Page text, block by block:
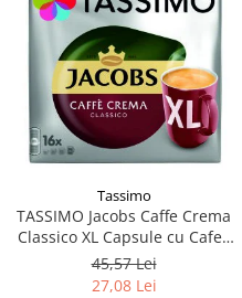
Tassimo
TASSIMO Jacobs Caffe Crema
Classico XL Capsule cu Cafea
16buc 132.8g - TDV 16.10.2026
45,57 Lei
27,08 Lei